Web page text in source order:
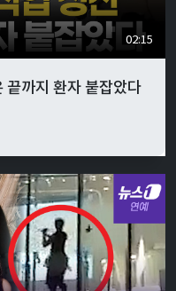
02:15
까지 환자 붙잡았다